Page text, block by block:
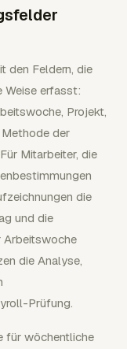
den Feldern, die
Weise erfasst:
Projekt,
Methode der
Mitarbeiter, die
die
und die
Arbeitswoche
die Analyse,
Prüfung.
für wöchentliche